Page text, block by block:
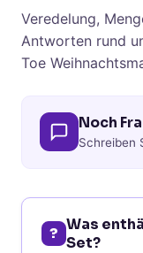
Veredelung,
Antworten rund
Toe
Noch
Schreiben
? Was
Set?